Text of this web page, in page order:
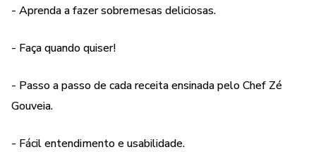
- Aprenda a fazer sobremesas deliciosas.
- Faça quando quiser!
- Passo a passo de cada receita ensinada pelo Chef Zé
Gouveia.
- Fácil entendimento e usabilidade.